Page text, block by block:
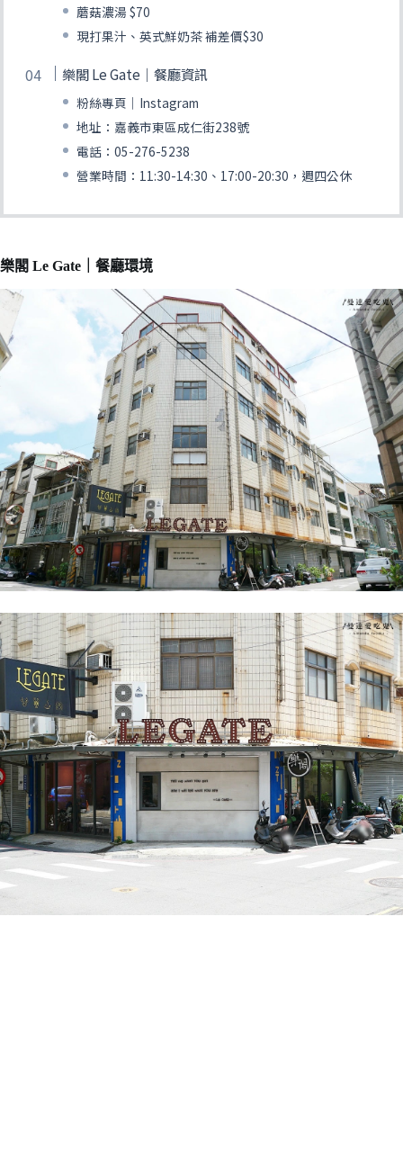
蘑菇濃湯 $70
現打果汁、英式鮮奶茶 補差價$30
樂閣 Le Gate｜餐廳資訊
粉絲專頁｜Instagram
地址：嘉義市東區成仁街238號
電話：05-276-5238
營業時間：11:30-14:30、17:00-20:30，週四公休
樂閣 Le Gate｜餐廳環境